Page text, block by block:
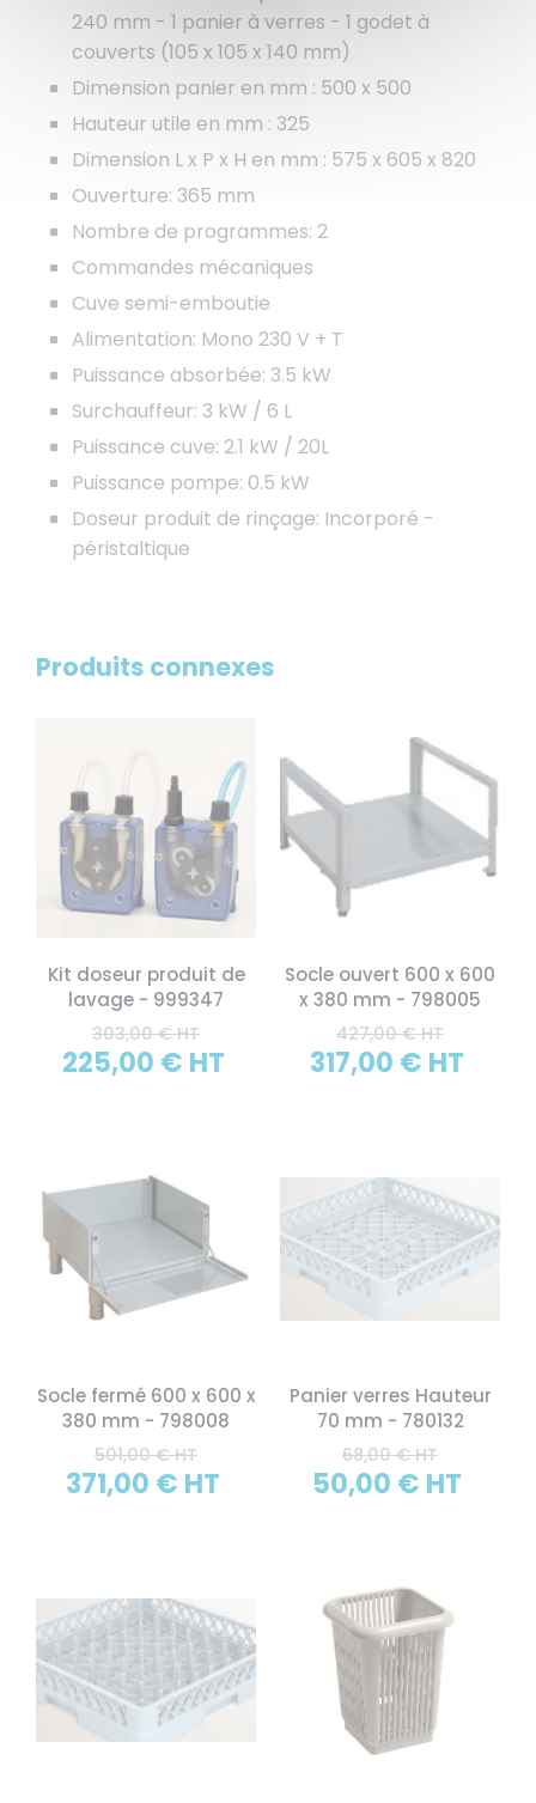
240 mm - 1 panier à verres - 1 godet à
couverts (105 x 105 x 140 mm)
Dimension panier en mm : 500 x 500
Hauteur utile en mm : 325
Dimension L x P x H en mm : 575 x 605 x 820
Ouverture: 365 mm
Nombre de programmes: 2
Commandes mécaniques
Cuve semi-emboutie
Alimentation: Mono 230 V + T
Puissance absorbée: 3.5 kW
Surchauffeur: 3 kW / 6 L
Puissance cuve: 2.1 kW / 20L
Puissance pompe: 0.5 kW
Doseur produit de rinçage: Incorporé -
péristaltique
Produits connexes
Kit doseur produit de
lavage - 999347
303,00 € HT
225,00 € HT
Socle ouvert 600 x 600
x 380 mm - 798005
427,00 € HT
317,00 € HT
Socle fermé 600 x 600 x
380 mm - 798008
501,00 € HT
371,00 € HT
Panier verres Hauteur
70 mm - 780132
68,00 € HT
50,00 € HT